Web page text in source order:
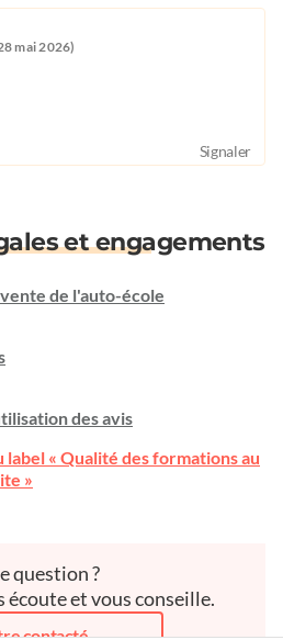
mai 2026)
Signaler
et engagements
de l'auto-école
des avis
« Qualité des formations au
»
question ?
écoute et vous conseille.